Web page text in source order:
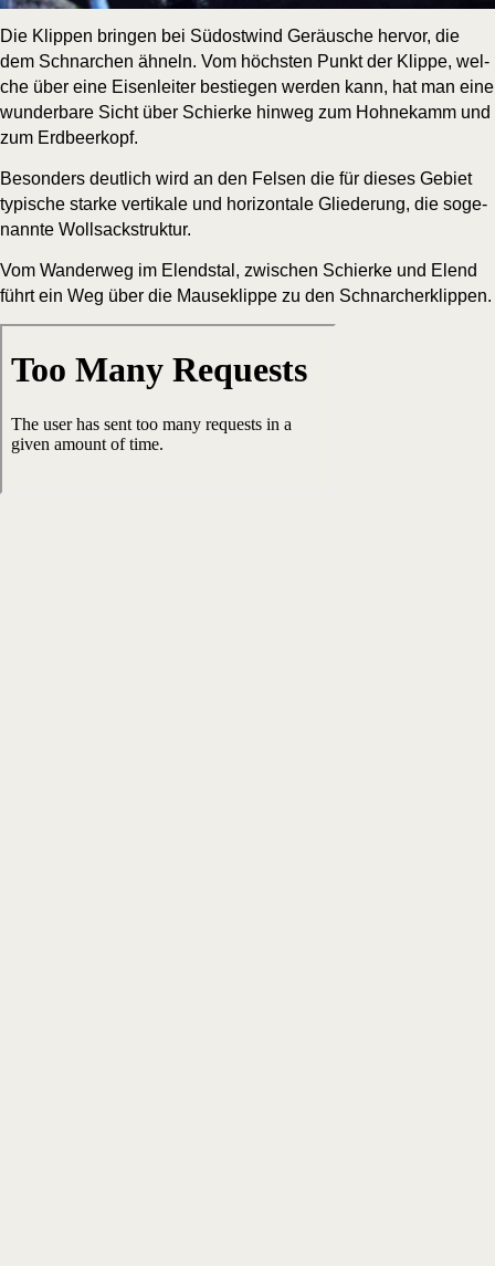
Die Klip­pen brin­gen bei Süd­ost­wind Geräu­sche her­vor, die
dem Schnar­chen ähneln. Vom höchs­ten Punkt der Klip­pe, wel­
che über eine Eisen­lei­ter bestie­gen wer­den kann, hat man eine
wun­der­ba­re Sicht über Schier­ke hin­weg zum Hoh­ne­kamm und
zum Erdbeerkopf.
Beson­ders deut­lich wird an den Fel­sen die für die­ses Gebiet
typi­sche star­ke ver­ti­ka­le und hori­zon­ta­le Glie­de­rung, die soge­
nann­te Wollsackstruktur.
Vom Wan­der­weg im Elend­s­tal, zwi­schen Schier­ke und Elend
führt ein Weg über die Mau­se­klip­pe zu den Schnarcherklippen.